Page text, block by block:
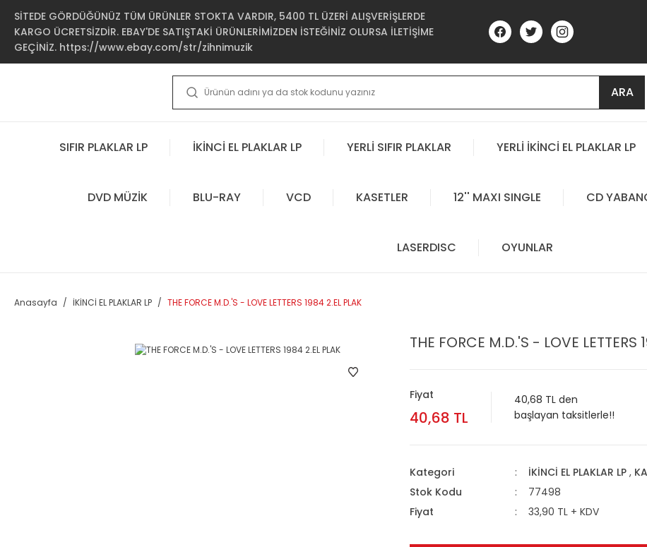
SİTEDE GÖRDÜĞÜNÜZ TÜM ÜRÜNLER STOKTA VARDIR, 5400 TL ÜZERİ ALIŞVERİŞLERDE
KARGO ÜCRETSİZDİR. EBAY'DE SATIŞTAKİ ÜRÜNLERİMİZDEN İSTEĞİNİZ OLURSA İLETİŞİME
GEÇİNİZ. https://www.ebay.com/str/zihnimuzik
ARA
SIFIR PLAKLAR LP İKİNCİ EL PLAKLAR LP YERLİ SIFIR PLAKLAR YERLİ İKİNCİ EL PLAKLAR LP
DVD MÜZİK BLU-RAY VCD KASETLER 12'' MAXI SINGLE CD
LASERDISC OYUNLAR
Anasayfa İKİNCİ EL PLAKLAR LP THE FORCE M.D.'S - LOVE LETTERS 1984 2.EL PLAK
THE FORCE M.D.'S - LOVE LETTERS
Fiyat
40,68 TL
40,68 TL den
başlayan taksitlerle!!
Kategori İKİNCİ EL PLAKLAR LP ,
Stok Kodu
77498
Fiyat
33,90 TL + KDV